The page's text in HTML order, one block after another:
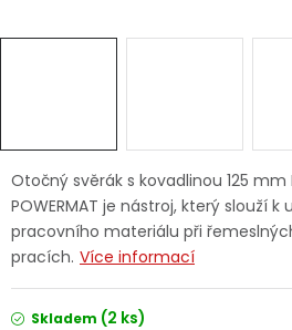
Značky
Jaký je aktuální stav mé
Otočný svěrák s kovadlinou 125 mm
POWERMAT je nástroj, který slouží
pracovního materiálu při
pracích. Více informací
Skladem (2 ks)